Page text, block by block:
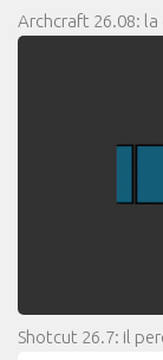
Archcraft 26.08:
Shotcut 26.7: il